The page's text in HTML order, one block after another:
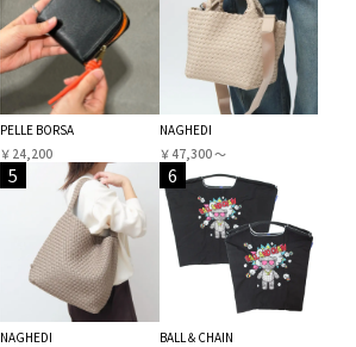
PELLE BORSA
￥24,200
NAGHEDI
￥47,300 〜
5
NAGHEDI
6
BALL＆CHAIN